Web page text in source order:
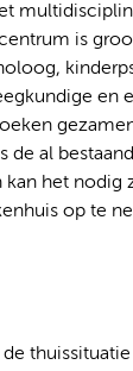
is
en
de al
kan het nodig
op te